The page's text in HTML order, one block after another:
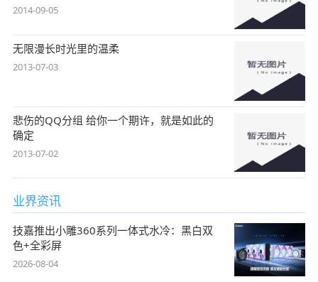
2014-09-05
无限漫长时光里的温柔
2013-07-03
悲伤的QQ分组 给你一个期许，就是如此的
确定
2013-07-02
业界资讯
技嘉推出小雕360系列一体式水冷：黑白双
色+全彩屏
2026-08-04